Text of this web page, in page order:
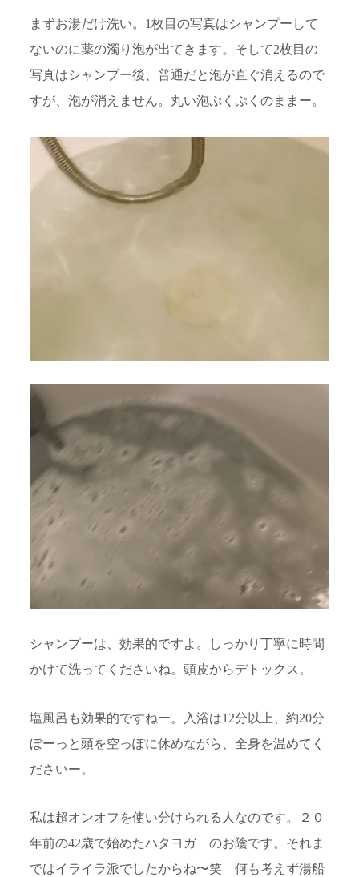
まずお湯だけ洗い。1枚目の写真はシャンプーして
ないのに薬の濁り泡が出てきます。そして2枚目の
写真はシャンプー後、普通だと泡が直ぐ消えるので
すが、泡が消えません。丸い泡ぷくぷくのままー。
シャンプーは、効果的ですよ。しっかり丁寧に時間
かけて洗ってくださいね。頭皮からデトックス。
塩風呂も効果的ですねー。入浴は12分以上、約20分
ぼーっと頭を空っぽに休めながら、全身を温めてく
ださいー。
私は超オンオフを使い分けられる人なのです。２０
年前の42歳で始めたハタヨガ のお陰です。それま
ではイライラ派でしたからね〜笑 何も考えず湯船